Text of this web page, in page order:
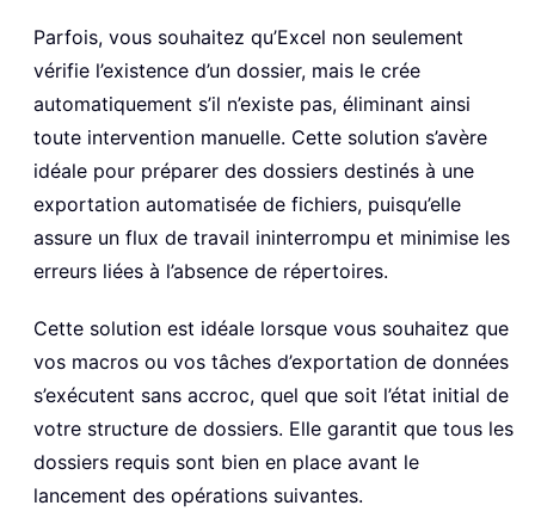
Parfois, vous souhaitez qu’Excel non seulement
vérifie l’existence d’un dossier, mais le crée
automatiquement s’il n’existe pas, éliminant ainsi
toute intervention manuelle. Cette solution s’avère
idéale pour préparer des dossiers destinés à une
exportation automatisée de fichiers, puisqu’elle
assure un flux de travail ininterrompu et minimise les
erreurs liées à l’absence de répertoires.
Cette solution est idéale lorsque vous souhaitez que
vos macros ou vos tâches d’exportation de données
s’exécutent sans accroc, quel que soit l’état initial de
votre structure de dossiers. Elle garantit que tous les
dossiers requis sont bien en place avant le
lancement des opérations suivantes.